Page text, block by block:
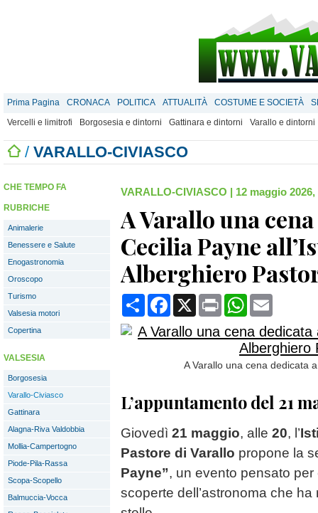
Prima Pagina CRONACA POLITICA ATTUALITÀ COSTUME E SOCIETÀ
Vercelli e limitrofi
Borgosesia e dintorni Gattinara e dintorni Varallo e dintorni
/ VARALLO-CIVIASCO
CHE TEMPO FA
RUBRICHE
Animalerie
Benessere e Salute
Enogastronomia
Oroscopo
Turismo
Valsesia motori
Copertina
VALSESIA
Borgosesia
Varallo-Civiasco
Gattinara
Alagna-Riva Valdobbia
Mollia-Campertogno
Piode-Pila-Rassa
Scopa-Scopello
Balmuccia-Vocca
VARALLO-CIVIASCO | 12 maggio 2026,
A Varallo una
Cecilia Payne
Alberghiero
CondividiFacebook
X Print WhatsApp
A Varallo una cena dedicata
L’appuntamento del 21
Giovedì 21 maggio, alle 20, l’
Pastore di Varallo propone la
Payne”, un evento pensato
scoperte dell’astronoma che